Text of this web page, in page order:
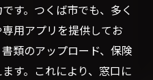
す。つくば市でも、多く
用アプリを提供してお
類のアップロード、保険
す。これにより、窓口に